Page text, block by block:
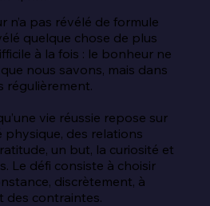
n’a pas révélé de formule
quelque chose de plus
à la fois : le bonheur ne
nous savons, mais dans
régulièrement.
vie réussie repose sur
physique, des relations
un but, la curiosité et
Le défi consiste à choisir
discrètement, à
des contraintes.